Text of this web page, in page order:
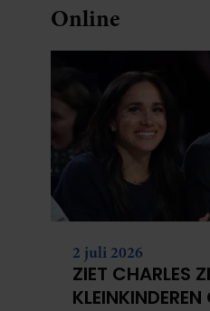
Online
2 juli 2026
ZIET CHARLES